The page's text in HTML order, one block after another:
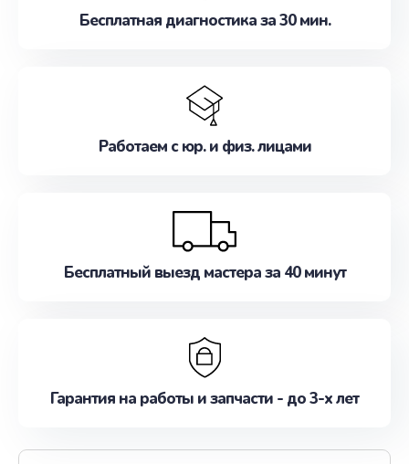
Бесплатная диагностика за 30 мин.
Работаем с юр. и физ. лицами
Бесплатный выезд мастера за 40 минут
Гарантия на работы и запчасти - до 3-х лет